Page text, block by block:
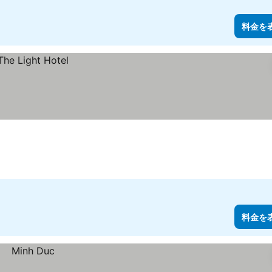
料金を
料金を